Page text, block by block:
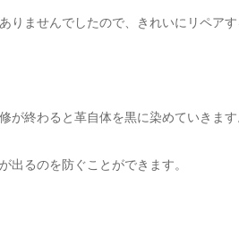
りませんでしたので、きれいにリペア
が終わると革自体を黒に染めていきま
出るのを防ぐことができます。